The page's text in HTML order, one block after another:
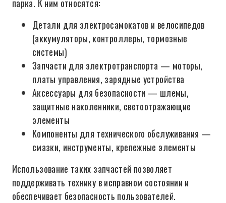
парка. К ним относятся:
Детали для электросамокатов и велосипедов
(аккумуляторы, контроллеры, тормозные
системы)
Запчасти для электротранспорта — моторы,
платы управления, зарядные устройства
Аксессуары для безопасности — шлемы,
защитные наколенники, светоотражающие
элементы
Компоненты для технического обслуживания —
смазки, инструменты, крепежные элементы
Использование таких запчастей позволяет
поддерживать технику в исправном состоянии и
обеспечивает безопасность пользователей.